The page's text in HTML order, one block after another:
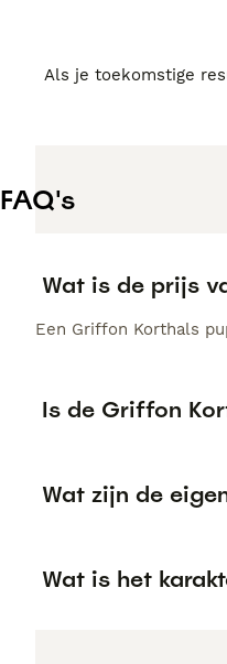
Als je toekomstige
FAQ's
Wat is de prijs
Een Griffon Korthals
Is de Griffon
Wat zijn de
Wat is het